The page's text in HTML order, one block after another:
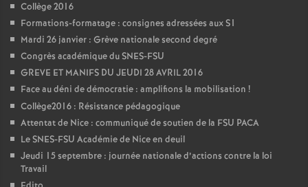
Collège 2016
Formations-formatage : consignes adressées aux S1
Mardi 26 janvier : Grève nationale second degré
Congrès académique du SNES-FSU
GREVE ET MANIFS DU JEUDI 28 AVRIL 2016
Face au déni de démocratie : amplifions la mobilisation !
Collège2016 : Résistance pédagogique
Attentat de Nice : communiqué de soutien de la FSU PACA
Le SNES-FSU Académie de Nice en deuil
Jeudi 15 septembre : journée nationale d’actions contre la loi
Travail